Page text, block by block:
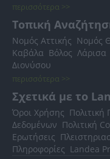
περισσότερα >>
Τοπική
Νομός Αττικής Νομός
Καβάλα Βόλος Λάρισα
Διονύσου
περισσότερα >>
Σχετικά με το
Όροι Χρήσης
Δεδομένων Πολιτική
Ερωτήσεις
Πληροφορίες Landea